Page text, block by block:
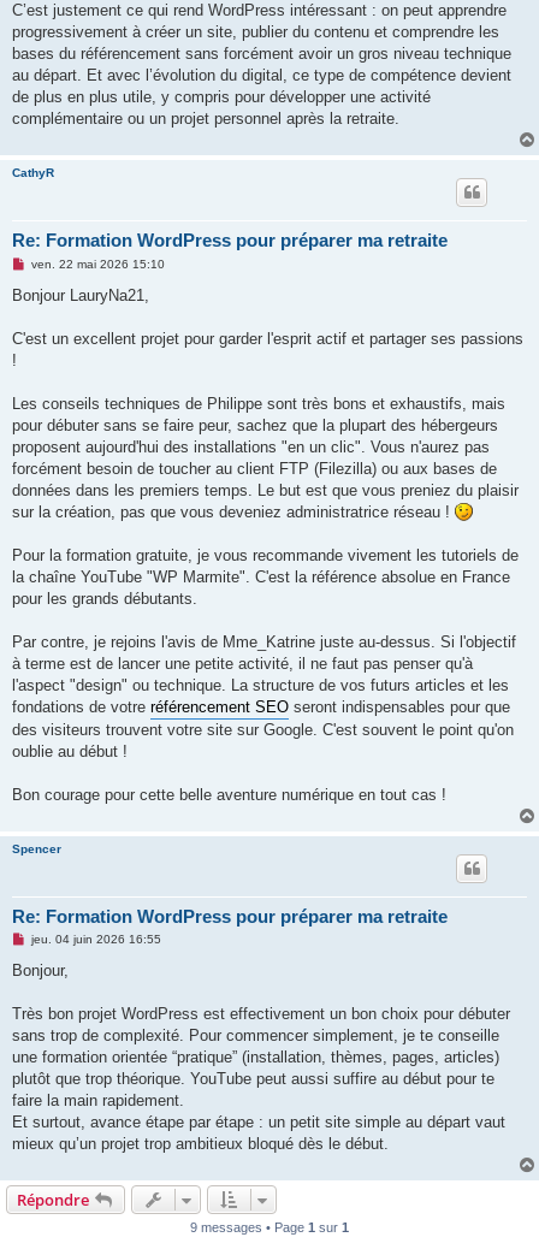
C’est justement ce qui rend WordPress intéressant : on peut apprendre
progressivement à créer un site, publier du contenu et comprendre les
bases du référencement sans forcément avoir un gros niveau technique
au départ. Et avec l’évolution du digital, ce type de compétence devient
de plus en plus utile, y compris pour développer une activité
complémentaire ou un projet personnel après la retraite.
CathyR
Re: Formation WordPress pour préparer ma retraite
M
s
g
l
u
ven. 22 mai 2026 15:10
Bonjour LauryNa21,
C'est un excellent projet pour garder l'esprit actif et partager ses passions
!
Les conseils techniques de Philippe sont très bons et exhaustifs, mais
pour débuter sans se faire peur, sachez que la plupart des hébergeurs
proposent aujourd'hui des installations "en un clic". Vous n'aurez pas
forcément besoin de toucher au client FTP (Filezilla) ou aux bases de
données dans les premiers temps. Le but est que vous preniez du plaisir
sur la création, pas que vous deveniez administratrice réseau !
Pour la formation gratuite, je vous recommande vivement les tutoriels de
la chaîne YouTube "WP Marmite". C'est la référence absolue en France
pour les grands débutants.
Par contre, je rejoins l'avis de Mme_Katrine juste au-dessus. Si l'objectif
à terme est de lancer une petite activité, il ne faut pas penser qu'à
l'aspect "design" ou technique. La structure de vos futurs articles et les
fondations de votre référencement SEO seront indispensables pour que
des visiteurs trouvent votre site sur Google. C'est souvent le point qu'on
oublie au début !
Bon courage pour cette belle aventure numérique en tout cas !
Spencer
Re: Formation WordPress pour préparer ma retraite
M
s
g
n
o
l
u
jeu. 04 juin 2026 16:55
Bonjour,
Très bon projet WordPress est effectivement un bon choix pour débuter
sans trop de complexité. Pour commencer simplement, je te conseille
une formation orientée “pratique” (installation, thèmes, pages, articles)
plutôt que trop théorique. YouTube peut aussi suffire au début pour te
faire la main rapidement.
Et surtout, avance étape par étape : un petit site simple au départ vaut
mieux qu’un projet trop ambitieux bloqué dès le début.
Répondre
9 messages • Page 1 sur 1